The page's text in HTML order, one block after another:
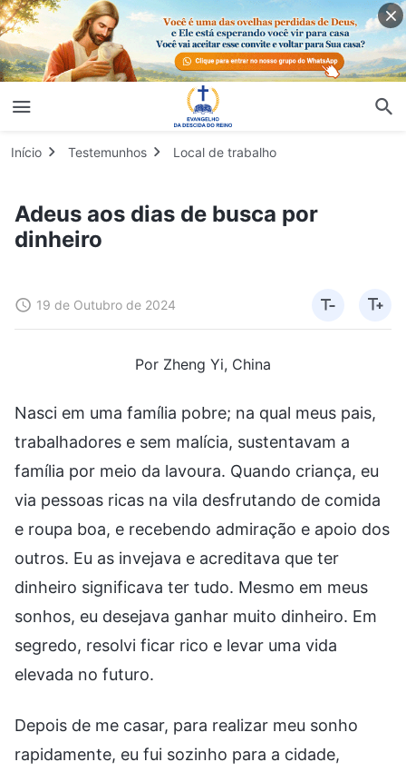
Início Testemunhos Local de trabalho
Adeus aos dias de busca por
dinheiro
19 de Outubro de 2024
Por Zheng Yi, China
Nasci em uma família pobre; na qual meus pais,
trabalhadores e sem malícia, sustentavam a
família por meio da lavoura. Quando criança, eu
via pessoas ricas na vila desfrutando de comida
e roupa boa, e recebendo admiração e apoio dos
outros. Eu as invejava e acreditava que ter
dinheiro significava ter tudo. Mesmo em meus
sonhos, eu desejava ganhar muito dinheiro. Em
segredo, resolvi ficar rico e levar uma vida
elevada no futuro.
Depois de me casar, para realizar meu sonho
rapidamente, eu fui sozinho para a cidade,